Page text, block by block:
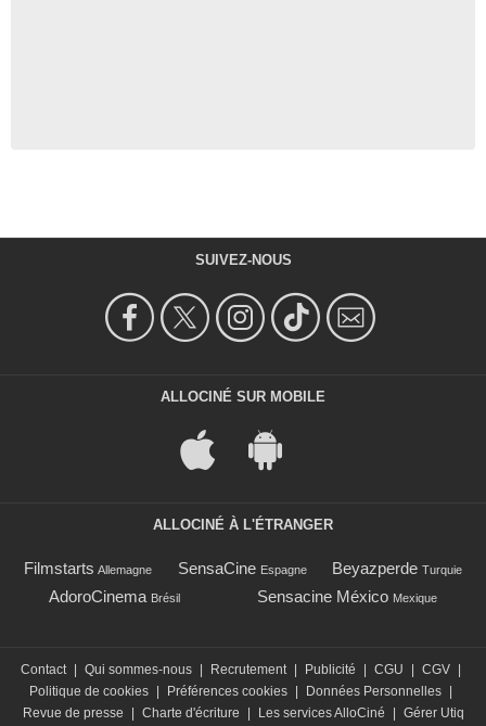
SUIVEZ-NOUS
ALLOCINÉ SUR MOBILE
ALLOCINÉ À L'ÉTRANGER
Filmstarts Allemagne SensaCine Espagne Beyazperde Turquie
AdoroCinema Brésil Sensacine México Mexique
Contact | Qui sommes-nous | Recrutement | Publicité | CGU | CGV |
Politique de cookies | Préférences cookies | Données Personnelles |
Revue de presse
| Charte d'écriture | Les services AlloCiné | Gérer Utiq